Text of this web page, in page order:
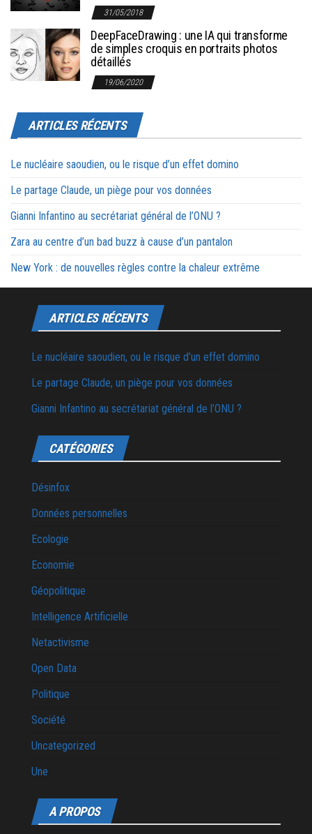
31/05/2018
DeepFaceDrawing : une IA qui transforme
de simples croquis en portraits photos
détaillés
19/06/2020
ARTICLES RÉCENTS
Le nucléaire saoudien, ou le risque d’un effet domino
Le partage Claude, un piège pour vos données
Gianni Infantino au secrétariat général de l’ONU ?
Zara au centre d’un bad buzz à cause d’un pantalon
New York : de nouvelles règles contre la chaleur extrême
ARTICLES RÉCENTS
Le nucléaire saoudien, ou le risque d’un effet domino
Le partage Claude, un piège pour vos données
Gianni Infantino au secrétariat général de l’ONU ?
CATÉGORIES
Désinfox
Données personnelles
Ecologie
Economie
Géopolitique
Intelligence Artificielle
Netactivisme
Open Data
Politique
Société
Uncategorized
Une
A PROPOS